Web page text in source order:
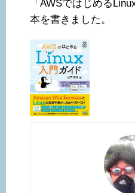
「AWSではじめる
本を書きました。